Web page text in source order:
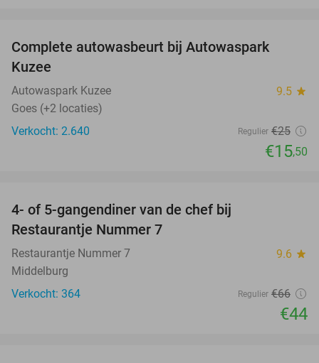
Complete autowasbeurt bij Autowaspark
Kuzee
Autowaspark Kuzee 9.5 star
Goes (+2 locaties)
Verkocht: 2.640
Regulier €25
€15,50
4- of 5-gangendiner van de chef bij
Restaurantje Nummer 7
Restaurantje Nummer 7 9.6 star
Middelburg
Verkocht: 364
Regulier €66
€44